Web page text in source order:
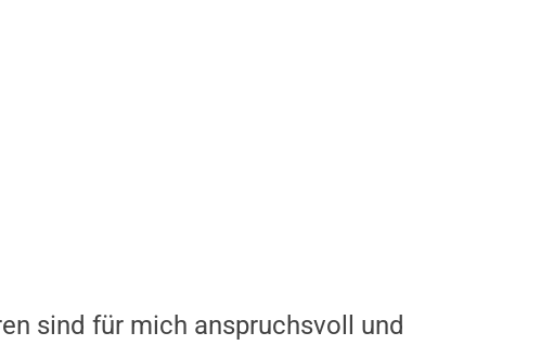
sind für mich anspruchsvoll und